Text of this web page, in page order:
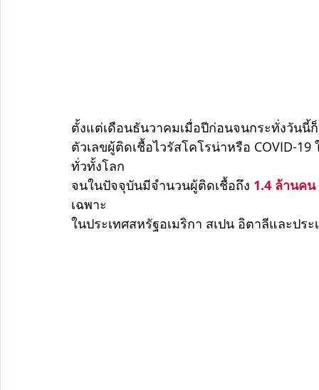
ตั้งแต่เดือนธันวาคมเมื่อปีก่อนจนกระทั่งวันนี้
ตัวเลขผู้ติดเชื้อไวรัสโคโรน่าหรือ COVID-
ทั่วทั้งโลก
จนในปัจจุบันมีจำนวนผู้ติดเชื้อถึง 1.4 ล้านคน
เฉพาะ
ในประเทศสหรัฐอเมริกา สเปน อิตาลีและปร